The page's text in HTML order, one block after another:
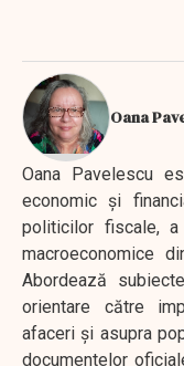
Oana
Oana Pavelescu
economic și
politicilor fiscale,
macroeconomice
Abordează
orientare către
afaceri și asupra
documentelor